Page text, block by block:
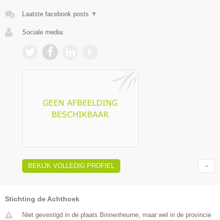
Laatste facebook posts ▼
Sociale media:
BEKIJK VOLLEDIG PROFIEL
Stichting de Achthoek
Niet gevestigd in de plaats Binnenheurne, maar wel in de provincie